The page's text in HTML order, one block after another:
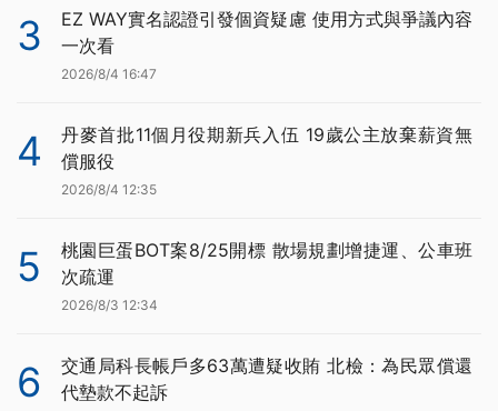
3
EZ WAY實名認證引發個資疑慮 使用方式與爭議內容
一次看
2026/8/4 16:47
4
丹麥首批11個月役期新兵入伍 19歲公主放棄薪資無
償服役
2026/8/4 12:35
5
桃園巨蛋BOT案8/25開標 散場規劃增捷運、公車班
次疏運
2026/8/3 12:34
6
交通局科長帳戶多63萬遭疑收賄 北檢：為民眾償還
代墊款不起訴